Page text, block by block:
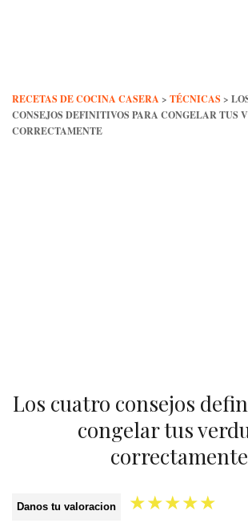
RECETAS DE COCINA CASERA > TÉCNICAS >
CONSEJOS DEFINITIVOS PARA CONGELAR TUS
CORRECTAMENTE
Los cuatro consejos
congelar tus
correctamente
Danos tu valoracion ★★★★★